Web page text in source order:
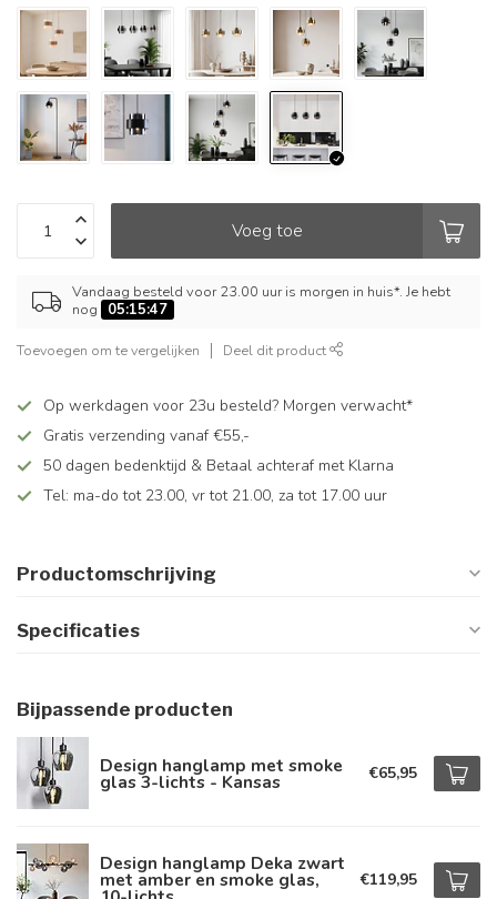
Voeg toe
Vandaag besteld voor 23.00 uur is morgen in huis*. Je hebt
nog
05:15:47
Toevoegen om te vergelijken Deel dit product
Op werkdagen voor 23u besteld? Morgen verwacht*
Gratis verzending vanaf €55,-
50 dagen bedenktijd & Betaal achteraf met Klarna
Tel: ma-do tot 23.00, vr tot 21.00, za tot 17.00 uur
Productomschrijving
Specificaties
Bijpassende producten
Design hanglamp met smoke
glas 3-lichts - Kansas €65,95
Design hanglamp Deka zwart
met amber en smoke glas, €119,95